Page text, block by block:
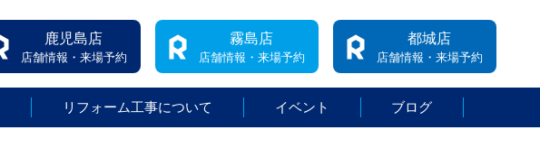
鹿児島店
店舗情報・来場予約
霧島店
店舗情報・来場予約
都城店
店舗情報・来場予約
リフォーム工事について イベント ブログ